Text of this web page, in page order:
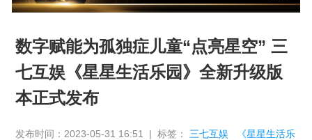
数字赋能为孤独症儿童“点亮星空” 三
七互娱《星星生活乐园》全新升级版
本正式发布
发布时间：2023-05-31 16:51 | 标签： 三七互娱 《星星生活乐